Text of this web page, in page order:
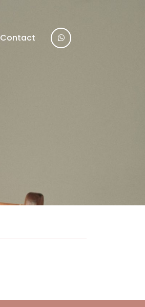
Contact